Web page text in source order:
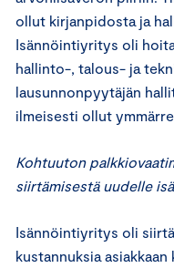
ollut kirjanpidosta ja
Isännöintiyritys oli
hallinto-, talous- ja
lausunnonpyytäjän
ilmeisesti ollut
Kohtuuton
siirtämisestä uudelle
Isännöintiyritys oli
kustannuksia